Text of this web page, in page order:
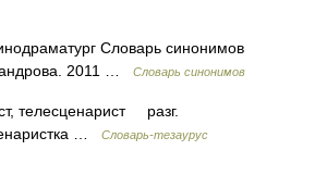
Словарь синонимов
2011 …
Словарь синонимов
телесценарист разг.
…
Словарь-тезаурус